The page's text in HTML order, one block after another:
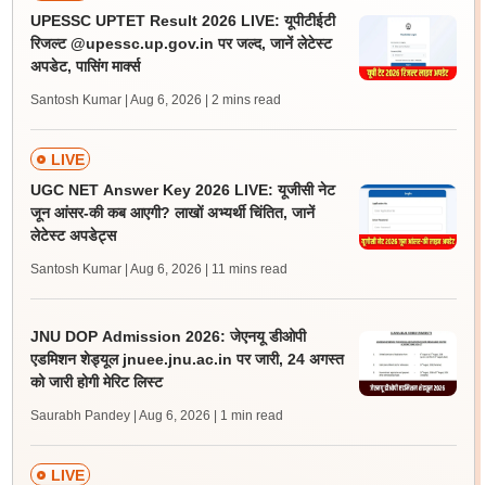
UPESSC UPTET Result 2026 LIVE: यूपीटीईटी
रिजल्ट @upessc.up.gov.in पर जल्द, जानें लेटेस्ट
अपडेट, पासिंग मार्क्स
Santosh Kumar | Aug 6, 2026 | 2 mins read
LIVE
UGC NET Answer Key 2026 LIVE: यूजीसी नेट
जून आंसर-की कब आएगी? लाखों अभ्यर्थी चिंतित, जानें
लेटेस्ट अपडेट्स
Santosh Kumar | Aug 6, 2026 | 11 mins read
JNU DOP Admission 2026: जेएनयू डीओपी
एडमिशन शेड्यूल jnuee.jnu.ac.in पर जारी, 24 अगस्त
को जारी होगी मेरिट लिस्ट
Saurabh Pandey | Aug 6, 2026 | 1 min read
LIVE